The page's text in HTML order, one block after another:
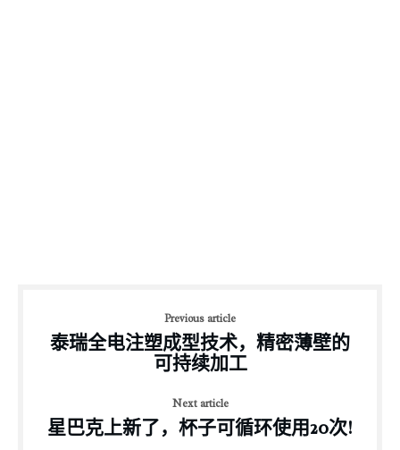
Previous article
泰瑞全电注塑成型技术，精密薄壁的
可持续加工
Next article
星巴克上新了，杯子可循环使用20次!